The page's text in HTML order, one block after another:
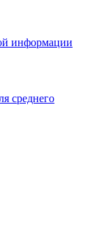
информации
среднего